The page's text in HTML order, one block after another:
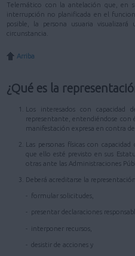
Telemático con la antelación que, en
interrupción no planificada en el
posible, la persona usuaria
circunstancia.
Arriba
¿Qué es la
Los interesados con
representante, entendiéndose con
manifestación expresa en contra
Las personas físicas con
que ello esté previsto en sus
otras ante las Administraciones
Deberá acreditarse la
- formular solicitudes,
- presentar declaraciones
- interponer recursos,
- desistir de acciones y